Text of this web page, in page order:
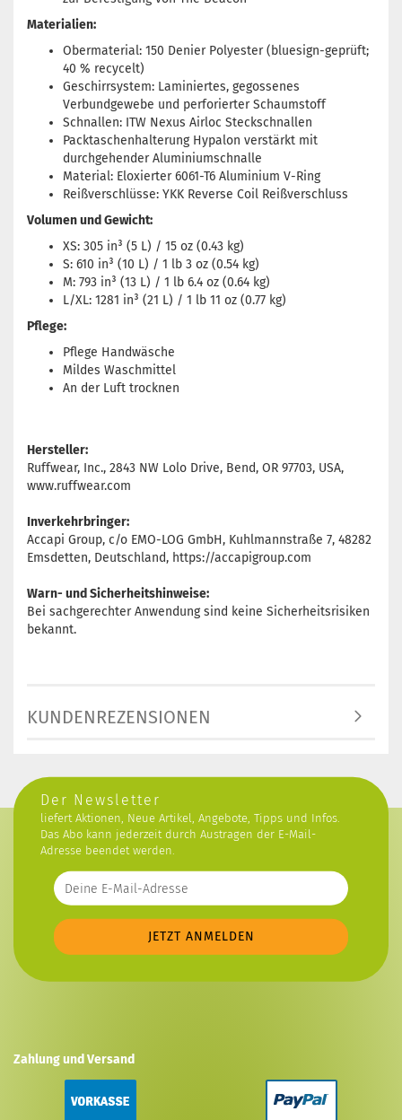
Materialien:
Obermaterial: 150 Denier Polyester (bluesign-geprüft;
40 % recycelt)
Geschirrsystem: Laminiertes, gegossenes
Verbundgewebe und perforierter Schaumstoff
Schnallen: ITW Nexus Airloc Steckschnallen
Packtaschenhalterung Hypalon verstärkt mit
durchgehender Aluminiumschnalle
Material: Eloxierter 6061-T6 Aluminium V-Ring
Reißverschlüsse: YKK Reverse Coil Reißverschluss
Volumen und Gewicht:
XS: 305 in³ (5 L) / 15 oz (0.43 kg)
S: 610 in³ (10 L) / 1 lb 3 oz (0.54 kg)
M: 793 in³ (13 L) / 1 lb 6.4 oz (0.64 kg)
L/XL: 1281 in³ (21 L) / 1 lb 11 oz (0.77 kg)
Pflege:
Pflege Handwäsche
Mildes Waschmittel
An der Luft trocknen
Hersteller:
Ruffwear, Inc., 2843 NW Lolo Drive, Bend, OR 97703, USA,
www.ruffwear.com
Inverkehrbringer:
Accapi Group, c/o EMO-LOG GmbH, Kuhlmannstraße 7, 48282
Emsdetten, Deutschland, https://accapigroup.com
Warn- und Sicherheitshinweise:
Bei sachgerechter Anwendung sind keine Sicherheitsrisiken
bekannt.
KUNDENREZENSIONEN
Der Newsletter
liefert Aktionen, Neue Artikel, Angebote, Tipps und Infos.
Das Abo kann jederzeit durch Austragen der E-Mail-
Adresse beendet werden.
Zahlung und Versand